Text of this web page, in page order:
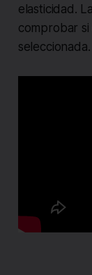
elasticidad.
comprobar
seleccionada.